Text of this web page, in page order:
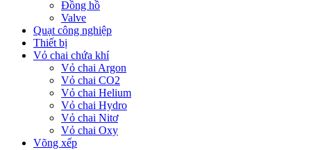
Đồng hồ
Valve
Quạt công nghiệp
Thiết bị
Vỏ chai chứa khí
Vỏ chai Argon
Vỏ chai CO2
Vỏ chai Helium
Vỏ chai Hydro
Vỏ chai Nitơ
Vỏ chai Oxy
Võng xếp